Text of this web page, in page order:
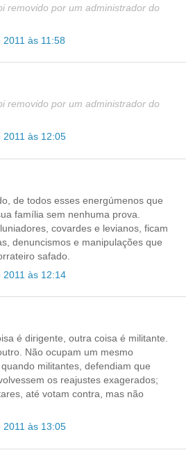
removido por um administrador do
às 11:58
removido por um administrador do
2011 às 12:05
de todos esses energúmenos que
família sem nenhuma prova.
covardes e levianos, ficam
denuncismos e manipulações que
safado.
2011 às 12:14
é dirigente, outra coisa é militante.
Não ocupam um mesmo
militantes, defendiam que
os reajustes exagerados;
até votam contra, mas não
2011 às 13:05